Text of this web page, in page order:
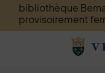
bibliothèque
provisoirement
Menu de raccourcis